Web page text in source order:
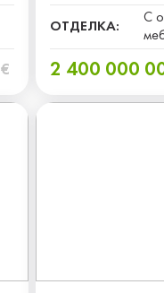
€
ОТДЕЛКА:
С
2 400 000